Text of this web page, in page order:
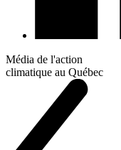
Média de l'action
climatique au Québec